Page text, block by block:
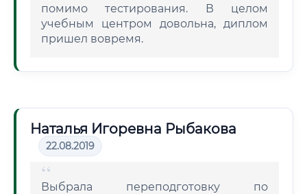
помимо тестирования. В целом
учебным центром довольна, диплом
пришел вовремя.
Наталья Игоревна Рыбакова
22.08.2019
Выбрала переподготовку по